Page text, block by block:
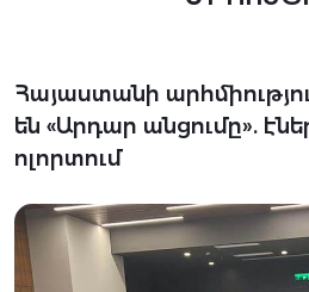
Հայաստանի
են «Արդար անցումը».
ոլորտում